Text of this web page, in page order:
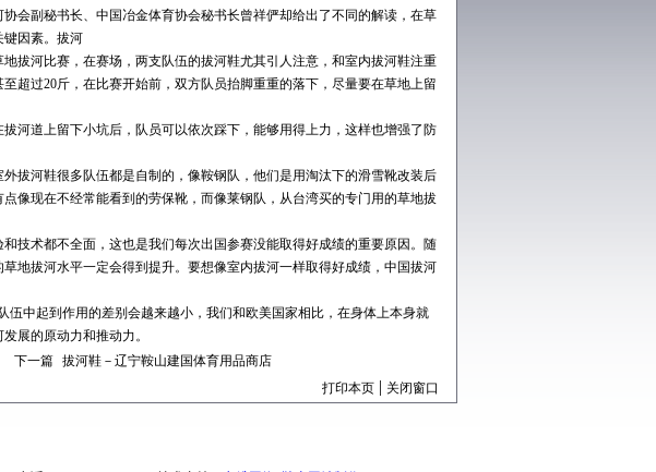
副秘书长、中国冶金体育协会秘书长曾祥俨却给出了不同的解读，在草
键因素。拔河
河比赛，在赛场，两支队伍的拔河鞋尤其引人注意，和室内拔河鞋注重
超过20斤，在比赛开始前，双方队员抬脚重重的落下，尽量要在草地上留
道上留下小坑后，队员可以依次踩下，能够用得上力，这样也增强了防
河鞋很多队伍都是自制的，像鞍钢队，他们是用淘汰下的滑雪靴改装后
像现在不经常能看到的劳保靴，而像莱钢队，从台湾买的专门用的草地拔
术都不全面，这也是我们每次出国参赛没能取得好成绩的重要原因。随
地拔河水平一定会得到提升。要想像室内拔河一样取得好成绩，中国拔河
中起到作用的差别会越来越小，我们和欧美国家相比，在身体上本身就
展的原动力和推动力。
下一篇 拔河鞋－辽宁鞍山建国体育用品商店
打印本页 | 关闭窗口